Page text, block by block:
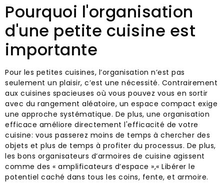
Pourquoi l'organisation
d'une petite cuisine est
importante
Pour les petites cuisines, l’organisation n’est pas
seulement un plaisir, c’est une nécessité. Contrairement
aux cuisines spacieuses où vous pouvez vous en sortir
avec du rangement aléatoire, un espace compact exige
une approche systématique. De plus, une organisation
efficace améliore directement l'efficacité de votre
cuisine: vous passerez moins de temps à chercher des
objets et plus de temps à profiter du processus. De plus,
les bons organisateurs d’armoires de cuisine agissent
comme des « amplificateurs d’espace »,« Libérer le
potentiel caché dans tous les coins, fente, et armoire.